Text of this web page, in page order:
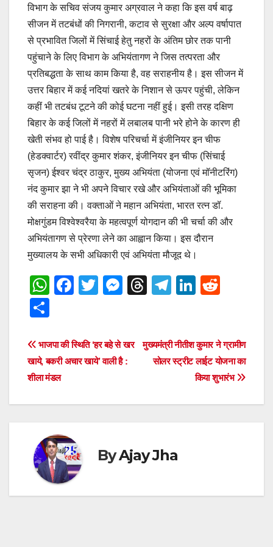
विभाग के सचिव संजय कुमार अग्रवाल ने कहा कि इस वर्ष बाढ़
सीजन में तटबंधों की निगरानी, कटाव से सुरक्षा और अल्प वर्षापात
से प्रभावित जिलों में सिंचाई हेतु नहरों के अंतिम छोर तक पानी
पहुंचाने के लिए विभाग के अभियंतागण ने जिस तत्परता और
प्रतिबद्धता के साथ काम किया है, वह सराहनीय है। इस सीजन में
उत्तर बिहार में कई नदियां खतरे के निशान से ऊपर पहुंची, लेकिन
कहीं भी तटबंध टूटने की कोई घटना नहीं हुई। इसी तरह दक्षिण
बिहार के कई जिलों में नहरों में लबालब पानी भरे होने के कारण ही
खेती संभव हो पाई है। विशेष परिचर्चा में इंजीनियर इन चीफ
(हेडक्वार्टर) रवींद्र कुमार शंकर, इंजीनियर इन चीफ (सिंचाई
सृजन) ईश्वर चंद्र ठाकुर, मुख्य अभियंता (योजना एवं मॉनीटरिंग)
नंद कुमार झा ने भी अपने विचार रखे और अभियंताओं की भूमिका
की सराहना की। वक्ताओं ने महान अभियंता, भारत रत्न डॉ.
मोक्षगुंडम विश्वेश्वरैया के महत्वपूर्ण योगदान की भी चर्चा की और
अभियंतागण से प्रेरणा लेने का आह्वान किया। इस दौरान
मुख्यालय के सभी अधिकारी एवं अभियंता मौजूद थे।
W
s
A
p
p
F
e
b
o
T
er
M
e
n
er
T
a
d
T
gr
a
Li
e
dI
n
di
t
ar
e
Post
navigation
मुख्यमंत्री नीतीश कुमार ने ग्रामीण
सोलर स्ट्रीट लाईट योजना का
किया शुभारंभ
भाजपा की स्थिति ‘हर बहे से खर
खाये, बकरी अचार खाये’ वाली है :
शीला मंडल
ByAjay Jha